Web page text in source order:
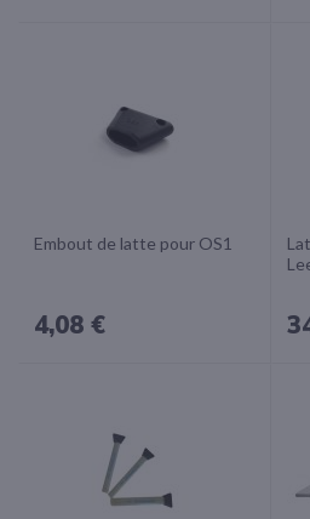
Embout de latte pour OS1
4,08 €